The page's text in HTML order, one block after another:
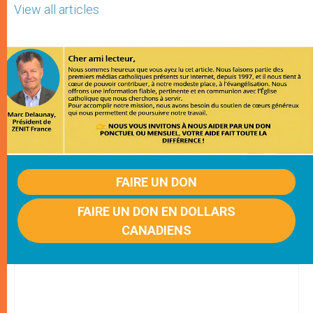
View all articles
FAIRE UN DON
FAIRE UN DON EN DOLLARS
CANADIENS